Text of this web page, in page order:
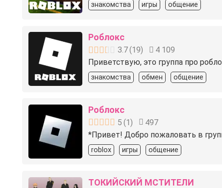
знакомства игры общение
Роблокс
3.7(19)
4 109
Приветствую, это группа про
знакомства обмен общение
Роблокс
5 (1)
497
*Привет! Добро пожаловать в
roblox игры общение
ТОКИЙСКИЙ МСТИТЕЛИ